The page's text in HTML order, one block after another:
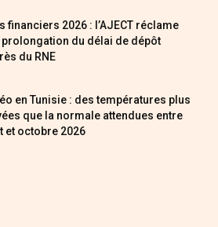
financiers 2026 : l’AJECT réclame
prolongation du délai de dépôt
du RNE
en Tunisie : des températures plus
que la normale attendues entre
et octobre 2026